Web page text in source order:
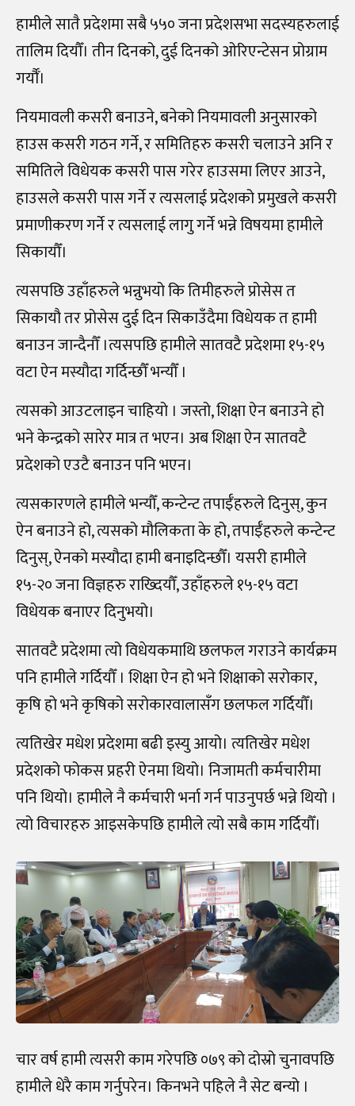
हामीले सातै प्रदेशमा सबै ५५० जना प्रदेशसभा सदस्यहरुलाई
तालिम दियौँ। तीन दिनको, दुई दिनको ओरिएन्टेसन प्रोग्राम
गर्यौँ।
नियमावली कसरी बनाउने, बनेको नियमावली अनुसारको
हाउस कसरी गठन गर्ने, र समितिहरु कसरी चलाउने अनि र
समितिले विधेयक कसरी पास गरेर हाउसमा लिएर आउने,
हाउसले कसरी पास गर्ने र त्यसलाई प्रदेशको प्रमुखले कसरी
प्रमाणीकरण गर्ने र त्यसलाई लागु गर्ने भन्ने विषयमा हामीले
सिकायौँ।
त्यसपछि उहाँहरुले भन्नुभयो कि तिमीहरुले प्रोसेस त
सिकायौ तर प्रोसेस दुई दिन सिकाउँदैमा विधेयक त हामी
बनाउन जान्दैनौँ ।त्यसपछि हामीले सातवटै प्रदेशमा १५-१५
वटा ऐन मस्यौदा गर्दिन्छौँ भन्यौँ ।
त्यसको आउटलाइन चाहियो । जस्तो, शिक्षा ऐन बनाउने हो
भने केन्द्रको सारेर मात्र त भएन। अब शिक्षा ऐन सातवटै
प्रदेशको एउटै बनाउन पनि भएन।
त्यसकारणले हामीले भन्यौँ, कन्टेन्ट तपाईँहरुले दिनुस्, कुन
ऐन बनाउने हो, त्यसको मौलिकता के हो, तपाईँहरुले कन्टेन्ट
दिनुस्, ऐनको मस्यौदा हामी बनाइदिन्छौँ। यसरी हामीले
१५-२० जना विज्ञहरु राख्दियौँ, उहाँहरुले १५-१५ वटा
विधेयक बनाएर दिनुभयो।
सातवटै प्रदेशमा त्यो विधेयकमाथि छलफल गराउने कार्यक्रम
पनि हामीले गर्दियौँ । शिक्षा ऐन हो भने शिक्षाको सरोकार,
कृषि हो भने कृषिको सरोकारवालासँग छलफल गर्दियौँ।
त्यतिखेर मधेश प्रदेशमा बढी इस्यु आयो। त्यतिखेर मधेश
प्रदेशको फोकस प्रहरी ऐनमा थियो। निजामती कर्मचारीमा
पनि थियो। हामीले नै कर्मचारी भर्ना गर्न पाउनुपर्छ भन्ने थियो ।
त्यो विचारहरु आइसकेपछि हामीले त्यो सबै काम गर्दियौँ।
चार वर्ष हामी त्यसरी काम गरेपछि ०७९ को दोस्रो चुनावपछि
हामीले धेरै काम गर्नुपरेन। किनभने पहिले नै सेट बन्यो ।